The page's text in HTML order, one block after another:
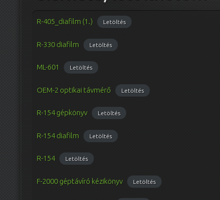
R-405_diafilm (1.) Letöltés
R-330 diafilm Letöltés
ML-601 Letöltés
OEM-2 optikai távmérő Letöltés
R-154 gépkönyv Letöltés
R-154 diafilm Letöltés
R-154 Letöltés
F-2000 géptávíró kézikönyv Letöltés